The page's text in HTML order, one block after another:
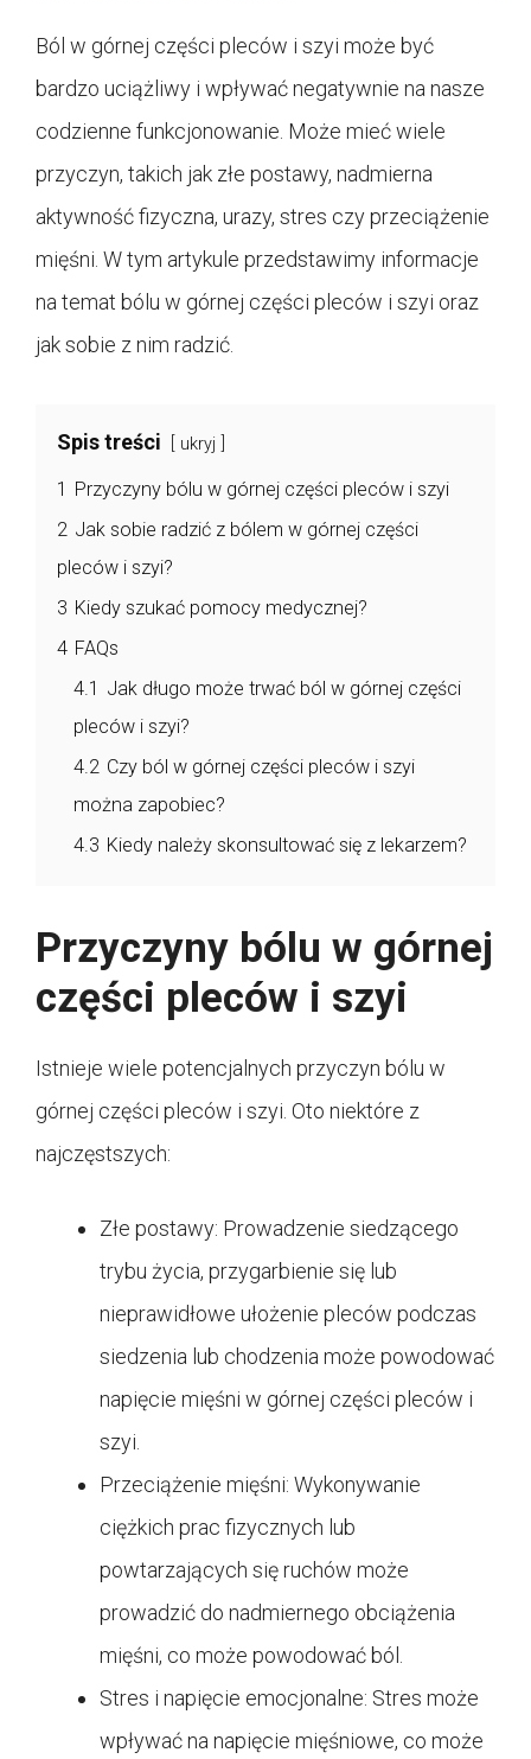
Ból w górnej części pleców i szyi może być
bardzo uciążliwy i wpływać negatywnie na nasze
codzienne funkcjonowanie. Może mieć wiele
przyczyn, takich jak złe postawy, nadmierna
aktywność fizyczna, urazy, stres czy przeciążenie
mięśni. W tym artykule przedstawimy informacje
na temat bólu w górnej części pleców i szyi oraz
jak sobie z nim radzić.
Spis treści ukryj
1 Przyczyny bólu w górnej części pleców i szyi
2 Jak sobie radzić z bólem w górnej części
pleców i szyi?
3 Kiedy szukać pomocy medycznej?
4 FAQs
4.1 Jak długo może trwać ból w górnej części
pleców i szyi?
4.2 Czy ból w górnej części pleców i szyi
można zapobiec?
4.3 Kiedy należy skonsultować się z lekarzem?
Przyczyny bólu w górnej
części pleców i szyi
Istnieje wiele potencjalnych przyczyn bólu w
górnej części pleców i szyi. Oto niektóre z
najczęstszych:
Złe postawy: Prowadzenie siedzącego
trybu życia, przygarbienie się lub
nieprawidłowe ułożenie pleców podczas
siedzenia lub chodzenia może powodować
napięcie mięśni w górnej części pleców i
szyi.
Przeciążenie mięśni: Wykonywanie
ciężkich prac fizycznych lub
powtarzających się ruchów może
prowadzić do nadmiernego obciążenia
mięśni, co może powodować ból.
Stres i napięcie emocjonalne: Stres może
wpływać na napięcie mięśniowe, co może